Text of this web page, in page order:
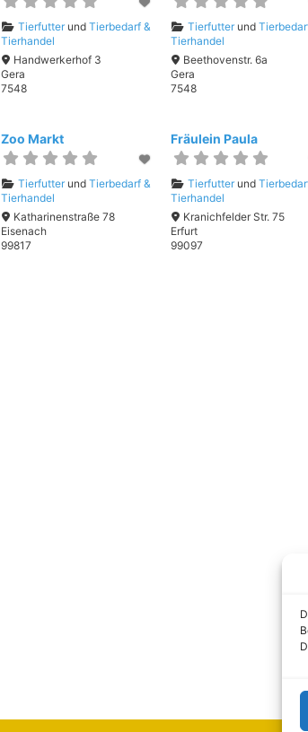
Tierfutterund Tierbedarf &
Tierhandel
Handwerkerhof 3
Gera
7548
Tierfutterund
Tierhandel
Beethovenstr. 6a
Gera
7548
Zoo Markt
Tierfutterund Tierbedarf &
Tierhandel
Katharinenstraße 78
Eisenach
99817
Fräulein Paula
Tierfutterund
Tierhandel
Kranichfelder Str. 75
Erfurt
99097